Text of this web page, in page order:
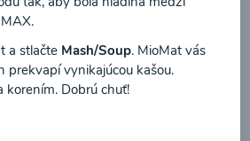
Načítať ďalšie
Kaše
a stlačte Mash/Soup. MioMat vás
prekvapí vynikajúcou kašou.
korením. Dobrú chuť!